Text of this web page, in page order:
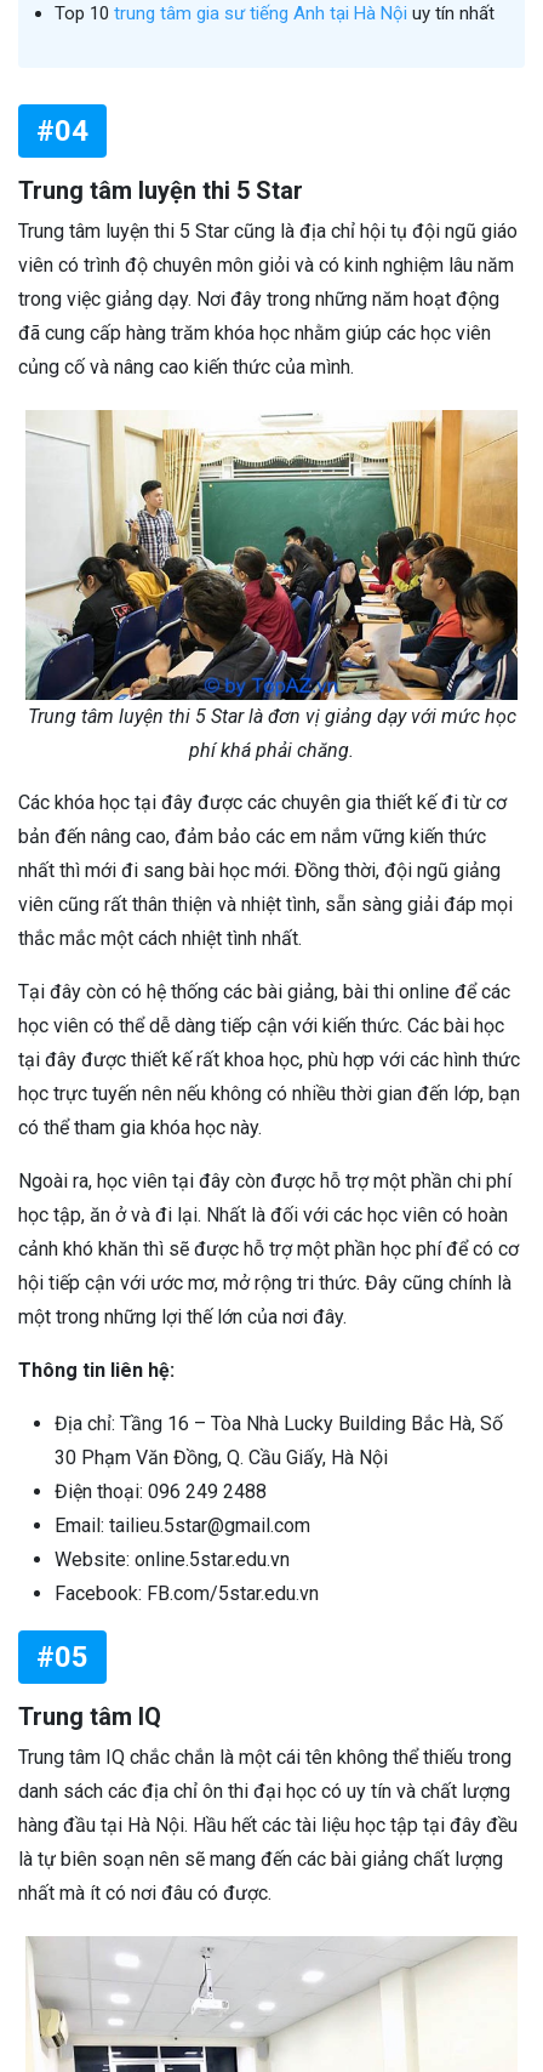
Top 10 trung tâm gia sư tiếng Anh tại Hà Nội uy tín nhất
#04
Trung tâm luyện thi 5 Star
Trung tâm luyện thi 5 Star cũng là địa chỉ hội tụ đội ngũ giáo
viên có trình độ chuyên môn giỏi và có kinh nghiệm lâu năm
trong việc giảng dạy. Nơi đây trong những năm hoạt động
đã cung cấp hàng trăm khóa học nhằm giúp các học viên
củng cố và nâng cao kiến thức của mình.
Trung tâm luyện thi 5 Star là đơn vị giảng dạy với mức học
phí khá phải chăng.
Các khóa học tại đây được các chuyên gia thiết kế đi từ cơ
bản đến nâng cao, đảm bảo các em nắm vững kiến thức
nhất thì mới đi sang bài học mới. Đồng thời, đội ngũ giảng
viên cũng rất thân thiện và nhiệt tình, sẵn sàng giải đáp mọi
thắc mắc một cách nhiệt tình nhất.
Tại đây còn có hệ thống các bài giảng, bài thi online để các
học viên có thể dễ dàng tiếp cận với kiến thức. Các bài học
tại đây được thiết kế rất khoa học, phù hợp với các hình thức
học trực tuyến nên nếu không có nhiều thời gian đến lớp, bạn
có thể tham gia khóa học này.
Ngoài ra, học viên tại đây còn được hỗ trợ một phần chi phí
học tập, ăn ở và đi lại. Nhất là đối với các học viên có hoàn
cảnh khó khăn thì sẽ được hỗ trợ một phần học phí để có cơ
hội tiếp cận với ước mơ, mở rộng tri thức. Đây cũng chính là
một trong những lợi thế lớn của nơi đây.
Thông tin liên hệ:
Địa chỉ: Tầng 16 – Tòa Nhà Lucky Building Bắc Hà, Số
30 Phạm Văn Đồng, Q. Cầu Giấy, Hà Nội
Điện thoại: 096 249 2488
Email: tailieu.5star@gmail.com
Website: online.5star.edu.vn
Facebook: FB.com/5star.edu.vn
#05
Trung tâm IQ
Trung tâm IQ chắc chắn là một cái tên không thể thiếu trong
danh sách các địa chỉ ôn thi đại học có uy tín và chất lượng
hàng đầu tại Hà Nội. Hầu hết các tài liệu học tập tại đây đều
là tự biên soạn nên sẽ mang đến các bài giảng chất lượng
nhất mà ít có nơi đâu có được.